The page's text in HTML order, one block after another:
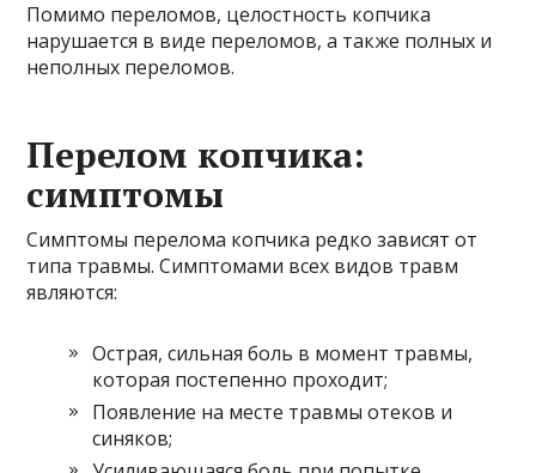
Помимо переломов, целостность копчика
нарушается в виде переломов, а также полных и
неполных переломов.
Перелом копчика:
симптомы
Симптомы перелома копчика редко зависят от
типа травмы. Симптомами всех видов травм
являются:
Острая, сильная боль в момент травмы,
которая постепенно проходит;
Появление на месте травмы отеков и
синяков;